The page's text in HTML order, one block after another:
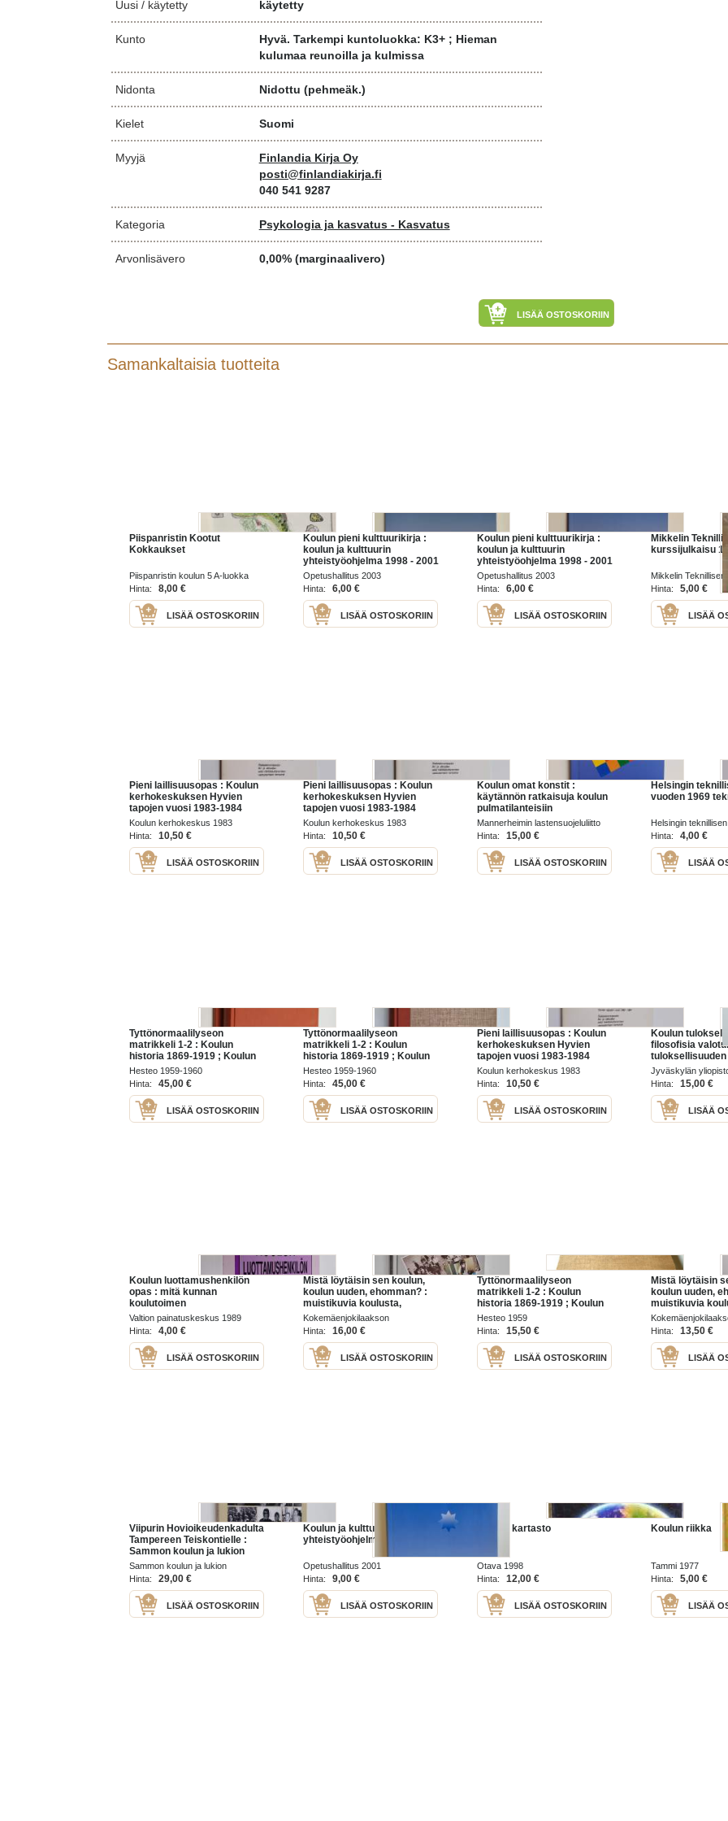
Uusi / käytetty käytetty
Kunto
Hyvä. Tarkempi kuntoluokka: K3+ ; Hieman
kulumaa reunoilla ja kulmissa
Nidonta Nidottu (pehmeäk.)
Kielet Suomi
Myyjä
Finlandia Kirja Oy
posti@finlandiakirja.fi
040 541 9287
Kategoria Psykologia ja kasvatus - Kasvatus
Arvonlisävero 0,00% (marginaalivero)
LISÄÄ OSTOSKORIIN
Samankaltaisia tuotteita
Piispanristin Kootut
Kokkaukset
Piispanristin koulun 5 A-luokka
2000
Hinta: 8,00 €
LISÄÄ OSTOSKORIIN
Koulun pieni kulttuurikirja :
koulun ja kulttuurin
yhteistyöohjelma 1998 - 2001
Opetushallitus 2003
Hinta:
6,00 €
LISÄÄ OSTOSKORIIN
Koulun pieni kulttuurikirja :
koulun ja kulttuurin
yhteistyöohjelma 1998 - 2001
Opetushallitus 2003
Hinta:
6,00 €
LISÄÄ OSTOSKORIIN
Mikkelin
kurssijulkaisu
Mikkelin Teknillisen
Hinta: 5,00 €
LISÄÄ
Pieni laillisuusopas : Koulun
kerhokeskuksen Hyvien
tapojen vuosi 1983-1984
Koulun kerhokeskus 1983
Hinta:
10,50 €
LISÄÄ OSTOSKORIIN
Pieni laillisuusopas : Koulun
kerhokeskuksen Hyvien
tapojen vuosi 1983-1984
Koulun kerhokeskus 1983
Hinta:
10,50 €
LISÄÄ OSTOSKORIIN
Koulun omat konstit :
käytännön ratkaisuja koulun
pulmatilanteisiin
Mannerheimin lastensuojeluliitto
1992
Hinta: 15,00 €
LISÄÄ OSTOSKORIIN
Helsingin
vuoden 1969
Helsingin
oppilasyhdistys 1969
Hinta: 4,00 €
LISÄÄ
Tyttönormaalilyseon
matrikkeli 1-2 : Koulun
historia 1869-1919 ; Koulun
opettajat ja oppilaat
Hesteo 1959-1960
Hinta:
45,00 €
LISÄÄ OSTOSKORIIN
Tyttönormaalilyseon
matrikkeli 1-2 : Koulun
historia 1869-1919 ; Koulun
opettajat ja oppilaat
Hesteo 1959-1960
Hinta:
45,00 €
LISÄÄ OSTOSKORIIN
Pieni laillisuusopas : Koulun
kerhokeskuksen Hyvien
tapojen vuosi 1983-1984
Koulun kerhokeskus 1983
Hinta:
10,50 €
LISÄÄ OSTOSKORIIN
Koulun
filosofisia
tuloksellisuuden
suomalaisessa
yhteiskunnassa
Jyväskylän
instituutti 2005
Hinta: 15,00 €
LISÄÄ
Koulun luottamushenkilön
opas : mitä kunnan
koulutoimen
luottamushenkilön tulisi tietää
uudesta
koululainsäädännöstä ja
koulun kehittämisestä
Valtion painatuskeskus 1989
Hinta:
4,00 €
LISÄÄ OSTOSKORIIN
Mistä löytäisin sen koulun,
koulun uuden, ehomman? :
muistikuvia koulusta,
opiskelusta ja työelämästä
vuosilta 1929-1957 :
Peipohjan ammattikoulun
toimintaa ja ke...
Kokemäenjokilaakson
koulutuskuntayhtymä 1997
Hinta: 16,00 €
LISÄÄ OSTOSKORIIN
Tyttönormaalilyseon
matrikkeli 1-2 : Koulun
historia 1869-1919 ; Koulun
opettajat ja oppilaat
Hesteo 1959
Hinta:
15,50 €
LISÄÄ OSTOSKORIIN
Mistä löytäisin
koulun uuden,
muistikuvia
opiskelusta ja
vuosilta 1929-
Peipohjan
toimintaa ja ke...
Hinta: 13,50 €
LISÄÄ
Viipurin Hovioikeudenkadulta
Tampereen Teiskontielle :
Sammon koulun ja lukion
historia 1921-1991
Sammon koulun ja lukion
historiatyöryhmä 2007
Hinta: 29,00 €
LISÄÄ OSTOSKORIIN
Koulun ja kulttuurin
yhteistyöohjelma 1998-2001
Opetushallitus 2001
Hinta:
9,00 €
LISÄÄ OSTOSKORIIN
Koulun kartasto
Otava 1998
Hinta:
12,00 €
LISÄÄ OSTOSKORIIN
Koulun riikka
Tammi 1977
Hinta:
5,00 €
LISÄÄ